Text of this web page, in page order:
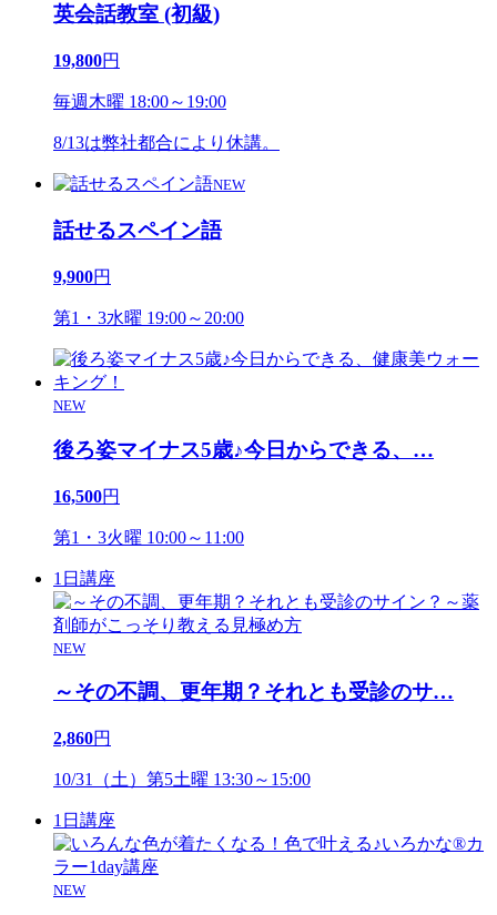
英会話教室 (初級)
19,800円
毎週木曜 18:00～19:00
8/13は弊社都合により休講。
NEW
話せるスペイン語
9,900円
第1・3水曜 19:00～20:00
NEW
後ろ姿マイナス5歳♪今日からできる、 …
16,500円
第1・3火曜 10:00～11:00
1日講座
NEW
～その不調、更年期？それとも受診のサ…
2,860円
10/31（土）第5土曜 13:30～15:00
1日講座
NEW